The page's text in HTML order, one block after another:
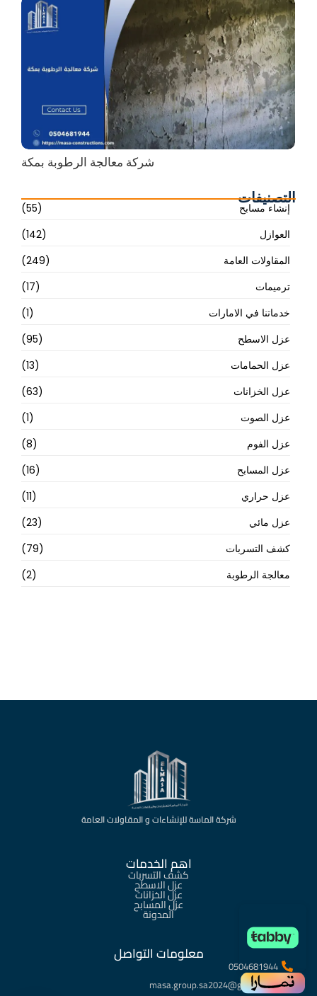
شركة معالجة الرطوبة بمكة
التصنيفات
إنشاء مسابح
(55)
العوازل
(142)
المقاولات العامة
(249)
ترميمات
(17)
خدماتنا في الامارات
(1)
عزل الاسطح
(95)
عزل الحمامات
(13)
عزل الخزانات
(63)
عزل الصوت
(1)
عزل الفوم
(8)
عزل المسابح
(16)
عزل حراري
(11)
عزل مائي
(23)
كشف التسربات
(79)
معالجة الرطوبة
(2)
شركة الماسة للإنشاءات و المقاولات العامة
اهم الخدمات
كشف التسربات
عزل الاسطح
عزل الخزانات
عزل المسابح
المدونة
معلومات التواصل
0504681944
masa.group.sa2024@gmail.com